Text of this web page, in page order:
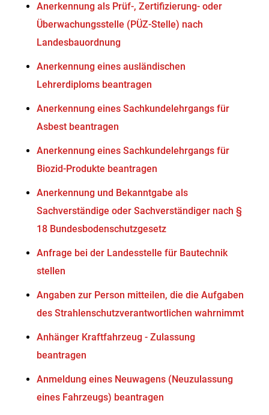
Anerkennung als Prüf-, Zertifizierung- oder
Überwachungsstelle (PÜZ-Stelle) nach
Landesbauordnung
Anerkennung eines ausländischen
Lehrerdiploms beantragen
Anerkennung eines Sachkundelehrgangs für
Asbest beantragen
Anerkennung eines Sachkundelehrgangs für
Biozid-Produkte beantragen
Anerkennung und Bekanntgabe als
Sachverständige oder Sachverständiger nach §
18 Bundesbodenschutzgesetz
Anfrage bei der Landesstelle für Bautechnik
stellen
Angaben zur Person mitteilen, die die Aufgaben
des Strahlenschutzverantwortlichen wahrnimmt
Anhänger Kraftfahrzeug - Zulassung
beantragen
Anmeldung eines Neuwagens (Neuzulassung
eines Fahrzeugs) beantragen